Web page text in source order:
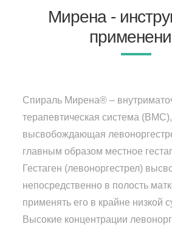
Мирена -
Спираль Мирена® –
терапевтическая система (ВМС),
высвобождающая
главным образом местное
Гестаген (левоноргестрел)
непосредственно в полость
применять его в крайне низкой
Высокие концентрации